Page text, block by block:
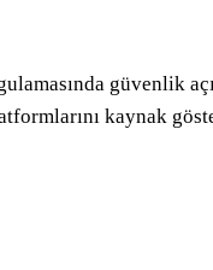
güvenlik
kaynak